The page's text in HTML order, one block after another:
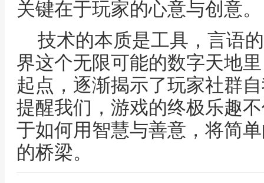
关键在于玩家的心意与创意。
技术的本质是工具，言语
界这个无限可能的数字天地
起点，逐渐揭示了玩家社群
提醒我们，游戏的终极乐趣
于如何用智慧与善意，将简
的桥梁。